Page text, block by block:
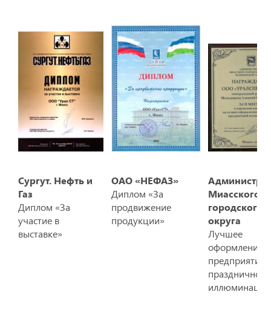
Сургут. Нефть и
Газ
Диплом «За
участие в
выставке»
ОАО «НЕФАЗ»
Диплом «За
продвижение
продукции»
Миасского
городского
округа
Лучшее
оформление
предприятия
праздничной